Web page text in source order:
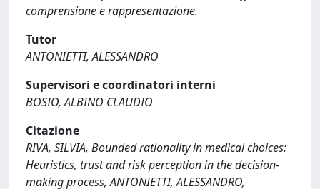
comprensione e rappresentazione.
Tutor
ANTONIETTI, ALESSANDRO
Supervisori e coordinatori interni
BOSIO, ALBINO CLAUDIO
Citazione
RIVA, SILVIA, Bounded rationality in medical choices:
Heuristics, trust and risk perception in the decision-
making process, ANTONIETTI, ALESSANDRO,